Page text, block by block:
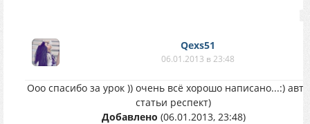
Qexs51
06.01.2013 в 23:48
Ооо спасибо за урок )) очень всё хорошо написано...:)
статьи респект)
Добавлено (06.01.2013, 23:48)